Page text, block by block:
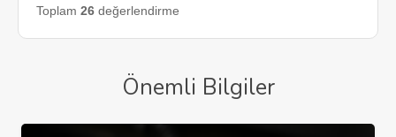
Toplam 26 değerlendirme
Önemli Bilgiler